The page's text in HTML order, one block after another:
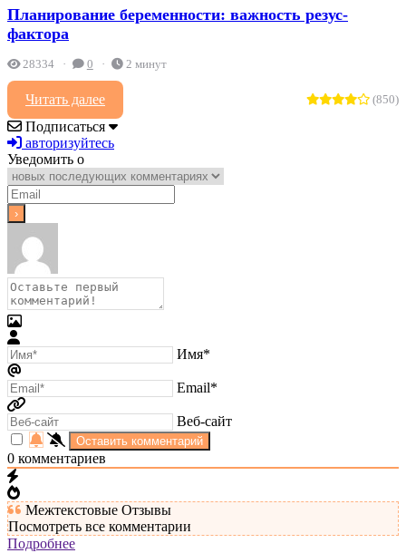
Планирование беременности: важность резус-
фактора
28334 0 2 минут
Читать далее (850)
Подписаться
авторизуйтесь
Уведомить о
Имя*
Email*
Веб-сайт
0 комментариев
Межтекстовые Отзывы
Посмотреть все комментарии
Подробнее